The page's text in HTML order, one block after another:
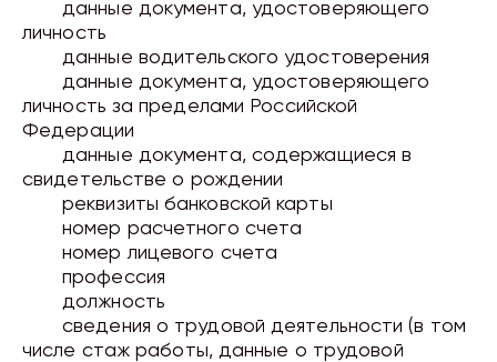
данные документа, удостоверяющего
личность
данные водительского удостоверения
данные документа, удостоверяющего
личность за пределами Российской
Федерации
данные документа, содержащиеся в
свидетельстве о рождении
реквизиты банковской карты
номер расчетного счета
номер лицевого счета
профессия
должность
сведения о трудовой деятельности (в том
числе стаж работы, данные о трудовой